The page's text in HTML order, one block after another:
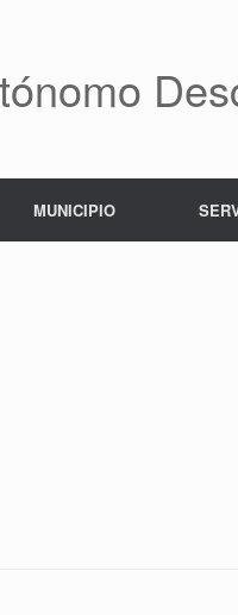
MUNICIPIO